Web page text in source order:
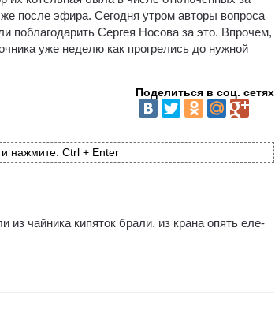
после эфира. Сегодня утром авторы вопроса
поблагодарить Сергея Носова за это. Впрочем,
уже неделю как прогрелись до нужной
Поделиться в соц. сетях
нажмите: Ctrl + Enter
из чайника кипяток брали. из крана опять еле-